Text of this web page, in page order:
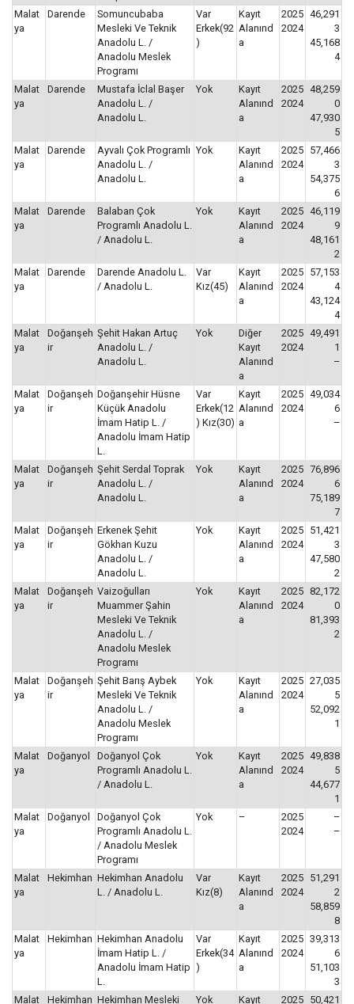
Malat
ya
Darende
Somuncubaba
Mesleki Ve Teknik
Anadolu L. /
Anadolu Meslek
Programı
Var
Erkek(92
)
Kayıt
Alanınd
a
2025
2024
46,291
3
45,168
4
Malat
ya
Darende
Mustafa İclal Başer
Anadolu L. /
Anadolu L.
Yok
Kayıt
Alanınd
a
2025
2024
48,259
0
47,930
5
Malat
ya
Darende
Ayvalı Çok Programlı
Anadolu L. /
Anadolu L.
Yok
Kayıt
Alanınd
a
2025
2024
57,466
3
54,375
6
Malat
ya
Darende
Balaban Çok
Programlı Anadolu L.
/ Anadolu L.
Yok
Kayıt
Alanınd
a
2025
2024
46,119
9
48,161
2
Malat
ya
Darende
Darende Anadolu L.
/ Anadolu L.
Var
Kız(45)
Kayıt
Alanınd
a
2025
2024
57,153
4
43,124
4
Malat
ya
Doğanşeh
ir
Şehit Hakan Artuç
Anadolu L. /
Anadolu L.
Yok
Diğer
Kayıt
Alanınd
a
2025
2024
49,491
1
–
Malat
ya
Doğanşeh
ir
Doğanşehir Hüsne
Küçük Anadolu
İmam Hatip L. /
Anadolu İmam Hatip
L.
Var
Erkek(12
) Kız(30)
Kayıt
Alanınd
a
2025
2024
49,034
6
–
Malat
ya
Doğanşeh
ir
Şehit Serdal Toprak
Anadolu L. /
Anadolu L.
Yok
Kayıt
Alanınd
a
2025
2024
76,896
6
75,189
7
Malat
ya
Doğanşeh
ir
Erkenek Şehit
Gökhan Kuzu
Anadolu L. /
Anadolu L.
Yok
Kayıt
Alanınd
a
2025
2024
51,421
3
47,580
2
Malat
ya
Doğanşeh
ir
Vaizoğulları
Muammer Şahin
Mesleki Ve Teknik
Anadolu L. /
Anadolu Meslek
Programı
Yok
Kayıt
Alanınd
a
2025
2024
82,172
0
81,393
2
Malat
ya
Doğanşeh
ir
Şehit Barış Aybek
Mesleki Ve Teknik
Anadolu L. /
Anadolu Meslek
Programı
Yok
Kayıt
Alanınd
a
2025
2024
27,035
5
52,092
1
Malat
ya
Doğanyol
Doğanyol Çok
Programlı Anadolu L.
/ Anadolu L.
Yok
Kayıt
Alanınd
a
2025
2024
49,838
5
44,677
1
Malat
ya
Doğanyol
Doğanyol Çok
Programlı Anadolu L.
/ Anadolu Meslek
Programı
Yok –
2025
2024
–
–
Malat
ya
Hekimhan Hekimhan Anadolu
L. / Anadolu L.
Var
Kız(8)
Kayıt
Alanınd
a
2025
2024
51,291
2
58,859
8
Malat
ya
Hekimhan Hekimhan Anadolu
İmam Hatip L. /
Anadolu İmam Hatip
L.
Var
Erkek(34
)
Kayıt
Alanınd
a
2025
2024
39,313
6
51,103
3
Malat
Hekimhan Hekimhan Mesleki
Yok
Kayıt
2025 50,421